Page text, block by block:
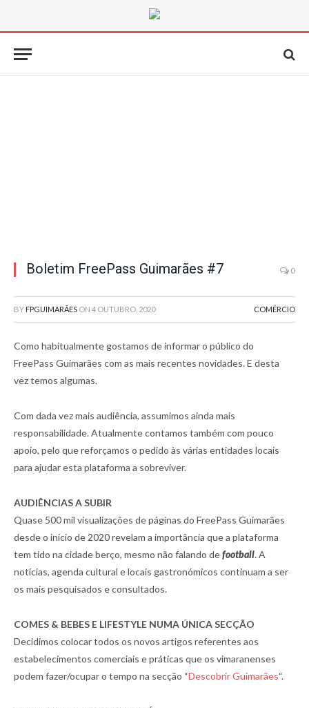
Boletim FreePass Guimarães #7 0
BY FPGUIMARÃES ON 4 OUTUBRO, 2020 COMÉRCIO
Como habitualmente gostamos de informar o público do
FreePass Guimarães com as mais recentes novidades. E desta
vez temos algumas.
Com dada vez mais audiência, assumimos ainda mais
responsabilidade. Atualmente contamos também com pouco
apoio, pelo que reforçamos o pedido às várias entidades locais
para ajudar esta plataforma a sobreviver.
AUDIÊNCIAS A SUBIR
Quase 500 mil visualizações de páginas do FreePass Guimarães
desde o início de 2020 revelam a importância que a plataforma
tem tido na cidade berço, mesmo não falando defootball. A
notícias, agenda cultural e locais gastronómicos continuam a ser
os mais pesquisados e consultados.
COMES & BEBES E LIFESTYLE NUMA ÚNICA SECÇÃO
Decidimos colocar todos os novos artigos referentes aos
estabelecimentos comerciais e práticas que os vimaranenses
podem fazer/ocupar o tempo na secção “Descobrir Guimarães“.